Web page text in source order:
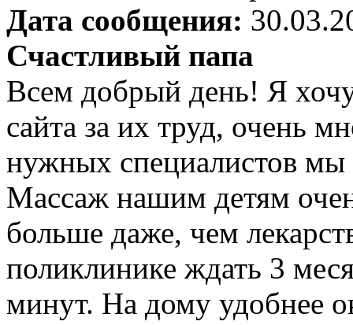
Дата сообщения:
Счастливый папа
Всем добрый день! Я хочу
сайта за их труд, очень
нужных специалистов мы
Массаж нашим детям
больше даже, чем
поликлинике ждать 3
минут. На дому удобнее